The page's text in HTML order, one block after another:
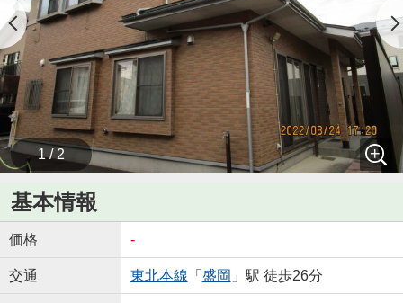
1 / 2
基本情報
価格 -
交通 東北本線 「 盛岡 」駅 徒歩26分